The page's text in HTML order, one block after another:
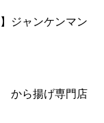
ジャンケンマン
から揚げ専門店